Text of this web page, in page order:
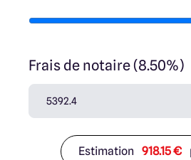
Frais de notaire (8.50%)
Estimation 918.15 €